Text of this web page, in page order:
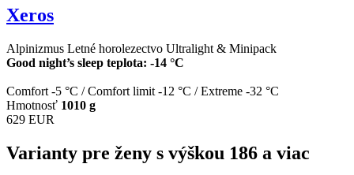
Xeros
Alpinizmus Letné horolezectvo Ultralight & Minipack
Good night’s sleep teplota: -14 °C
Comfort -5 °C /Comfort limit -12 °C /Extreme -32 °C
Hmotnosť 1010 g
629 EUR
Varianty pre ženy s výškou 186 a viac